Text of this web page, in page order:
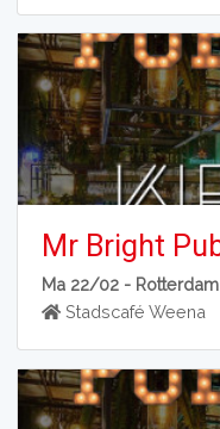
Mr Bright
Ma 22/02 - Rotterdam
Stadscafé Weena